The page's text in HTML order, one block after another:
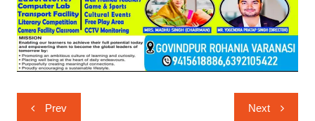
PostPrev Next